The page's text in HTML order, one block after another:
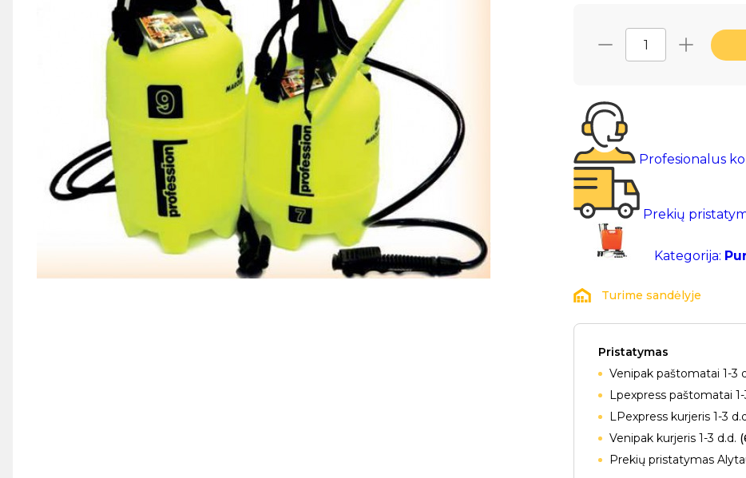
Profesionalus
Prekių
Kategorija:
Turime sandėlyje
Pristatymas
Venipak paštomatai 1-3
Lpexpress paštomatai 1-
LPexpress kurjeris 1-3
Venipak kurjeris 1-3 d.d.
Prekių pristatymas